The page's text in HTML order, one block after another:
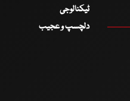
ٹیکنالوجی
دلچسپ و عجیب